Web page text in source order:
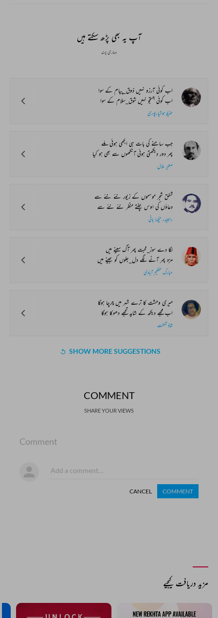
آپ یہ بھی پڑھ سکتے ہیں
ہماری پسند
اب کوئی آرزو نہیں ذوق_پیام کے سوا
اب کوئی جستجو نہیں شوق_سلام کے سوا
حفیظ ہوشیارپوری
جب سامنے کی بات ہی الجھی ہوئی ملے
پھر دور دیکھتی ہوئی آنکھوں سے بھی ہو کیا
صغیر ملال
شفق شجر موسموں کے زیور نئے نئے سے
دعاؤں کی اوس چنتے منظر نئے نئے سے
راجیندر منچندا بانی
لگا دے سوز_محبت پھر آگ سینے میں
مزہ پھر آنے لگے دل_جلوں کو جینے میں
مبارک عظیم آبادی
میری وحشت کا ترے شہر میں چرچا ہوگا
اب مجھے دیکھ کے شاید تجھے دھوکا ہوگا
شاذ تمکنت
SHOW MORE SUGGESTIONS
COMMENT
SHARE YOUR VIEWS
Comment
CANCEL COMMENT
مزید دریافت کیجیے